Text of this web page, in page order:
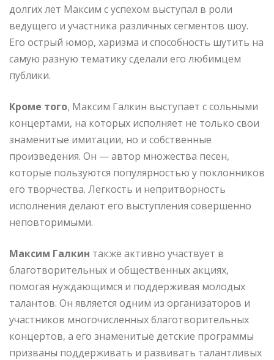
долгих лет Максим с успехом выступал в роли
ведущего и участника различных сегментов шоу.
Его острый юмор, харизма и способность шутить на
самую разную тематику сделали его любимцем
публики.
Кроме того, Максим Галкин выступает с сольными
концертами, на которых исполняет не только свои
знаменитые имитации, но и собственные
произведения. Он — автор множества песен,
которые пользуются популярностью у поклонников
его творчества. Легкость и непритворность
исполнения делают его выступления совершенно
неповторимыми.
Максим Галкин также активно участвует в
благотворительных и общественных акциях,
помогая нуждающимся и поддерживая молодых
талантов. Он является одним из организаторов и
участников многочисленных благотворительных
концертов, а его знаменитые детские программы
призваны поддерживать и развивать талантливых